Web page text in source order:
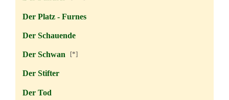
Der Platz - Furnes
Der Schauende
Der Schwan [*]
Der Stifter
Der Tod